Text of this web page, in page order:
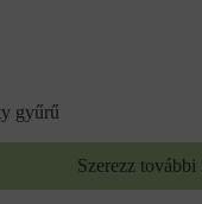
gyűrű
Szerezz